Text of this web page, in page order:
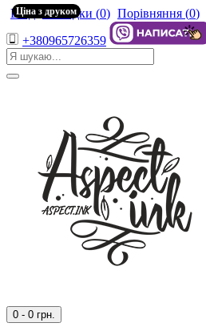
Вхід Закладки (0) Порівняння (0)
+380965726359
0 - 0 грн.
Ціна з друком